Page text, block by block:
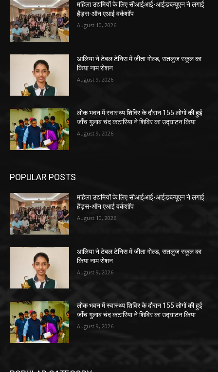
महिला उद्यमियों के लिए सीआईआई-आईडब्ल्यूएन ने लगाई
हैंड्स-ऑन एआई वर्कशॉप
August 10, 2026
आलिया ने टेबल टेनिस में जीता गोल्ड, सतलुज स्कूल का
किया नाम रोशन
August 9, 2026
लोक भवन में स्वास्थ्य शिविर के दौरान 155 लोगों की हुई
जाँच गुलाब चंद कटारिया ने शिविर का उद्घाटन किया
August 9, 2026
POPULAR POSTS
महिला उद्यमियों के लिए सीआईआई-आईडब्ल्यूएन ने लगाई
हैंड्स-ऑन एआई वर्कशॉप
August 10, 2026
आलिया ने टेबल टेनिस में जीता गोल्ड, सतलुज स्कूल का
किया नाम रोशन
August 9, 2026
लोक भवन में स्वास्थ्य शिविर के दौरान 155 लोगों की हुई
जाँच गुलाब चंद कटारिया ने शिविर का उद्घाटन किया
August 9, 2026